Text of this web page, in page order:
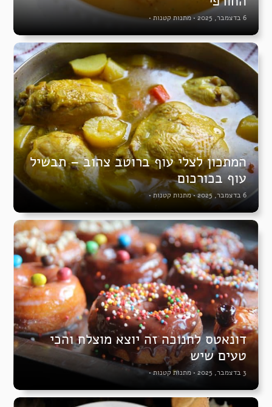
6 בדצמבר, 2025 •מתנות קטנות•
המתכון לצלי עוף ברוטב צהוב – תבשיל
עוף בכורכום
6 בדצמבר, 2025 •מתנות קטנות •
דונאטס לחנוכה זה יוצא מוצלח והכי
טעים שיש
3 בדצמבר, 2025 • מתנות קטנות•